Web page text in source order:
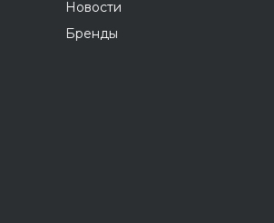
Новости
Бренды